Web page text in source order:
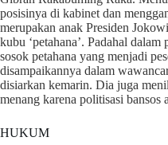
posisinya di kabinet dan
merupakan anak Presiden
kubu ‘petahana’. Padahal
sosok petahana yang menjadi
disampaikannya dalam
disiarkan kemarin. Dia juga
menang karena politisasi bansos
HUKUM